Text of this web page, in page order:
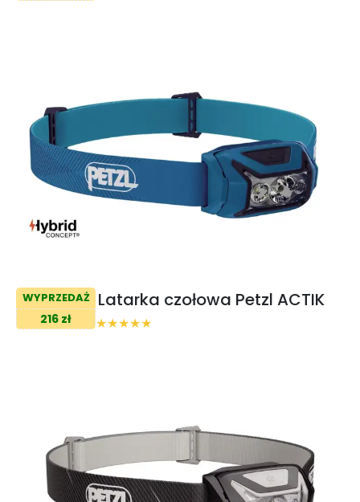
WYPRZEDAŻ
216 zł
Latarka czołowa Petzl ACTIK